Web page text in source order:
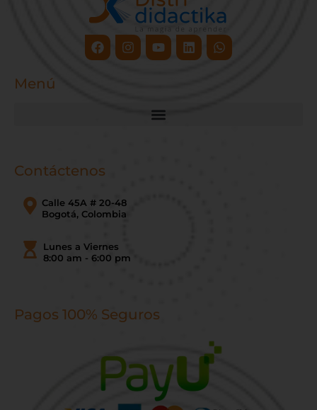
FacebookInstagram
YoutubeLinkedinWhatsapp
Menú
Contáctenos
Calle 45A # 20-48
Bogotá, Colombia
Lunes a Viernes
8:00 am - 6:00 pm
Pagos 100% Seguros